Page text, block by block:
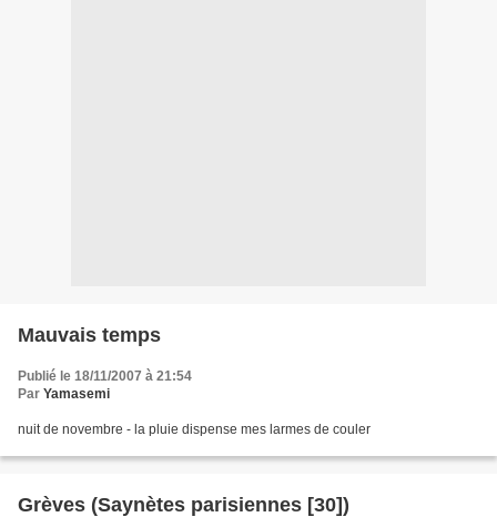
Mauvais temps
Publié le 18/11/2007 à 21:54
Par Yamasemi
nuit de novembre - la pluie dispense mes larmes de couler
Grèves (Saynètes parisiennes [30])